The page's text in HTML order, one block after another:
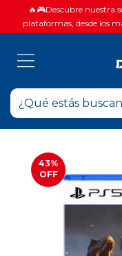
🔥🎮Descubre nuestra
plataformas, desde los
43%
OFF